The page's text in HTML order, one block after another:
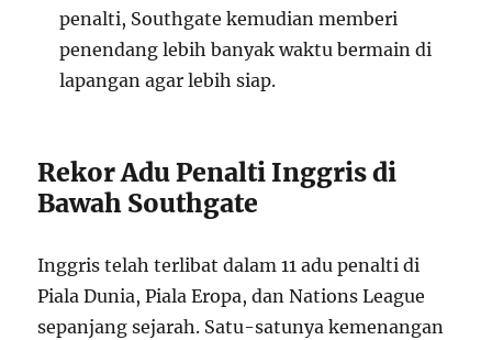
penalti, Southgate kemudian memberi
penendang lebih banyak waktu bermain di
lapangan agar lebih siap.
Rekor Adu Penalti Inggris di
Bawah Southgate
Inggris telah terlibat dalam 11 adu penalti di
Piala Dunia, Piala Eropa, dan Nations League
sepanjang sejarah. Satu-satunya kemenangan